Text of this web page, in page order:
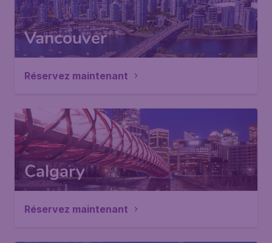
Vancouver
Réservez maintenant
Calgary
Réservez maintenant